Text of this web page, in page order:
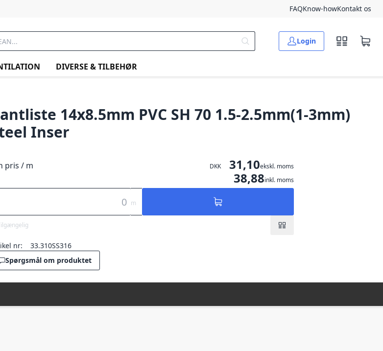
FAQKnow-howKontakt os
Login
DIVERSE & TILBEHØR
14x8.5mm PVC SH 70 1.5-2.5mm(1-3mm)
Inser
pris / m DKK 31,10ekskl. moms
38,88inkl. moms
m
nr:
33.310SS316
Spørgsmål om produktet